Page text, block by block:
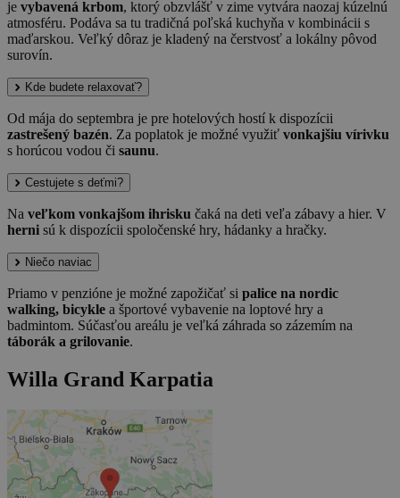
je vybavená krbom, ktorý obzvlášť v zime vytvára naozaj kúzelnú
atmosféru. Podáva sa tu tradičná poľská kuchyňa v kombinácii s
maďarskou. Veľký dôraz je kladený na čerstvosť a lokálny pôvod
surovín.
Kde budete relaxovať?
Od mája do septembra je pre hotelových hostí k dispozícii
zastrešený bazén. Za poplatok je možné využiť vonkajšiu vírivku
s horúcou vodou či saunu.
Cestujete s deťmi?
Na veľkom vonkajšom ihrisku čaká na deti veľa zábavy a hier. V
herni sú k dispozícii spoločenské hry, hádanky a hračky.
Niečo naviac
Priamo v penzióne je možné zapožičať si palice na nordic
walking, bicykle a športové vybavenie na loptové hry a
badmintom. Súčasťou areálu je veľká záhrada so zázemím na
táborák a grilovanie.
Willa Grand Karpatia